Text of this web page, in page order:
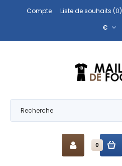
Compte Liste de souhaits (0)
€
0